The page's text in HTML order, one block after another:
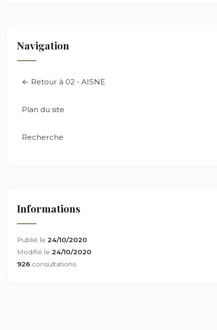
Navigation
← Retour à 02 - AISNE
Plan du site
Recherche
Informations
Publié le 24/10/2020
Modifié le 24/10/2020
926 consultations